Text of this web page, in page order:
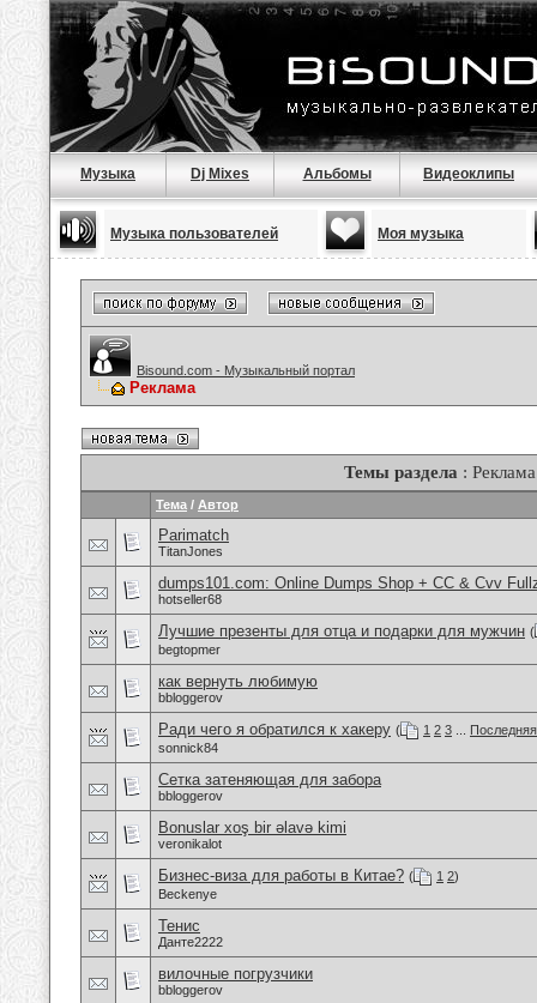
Музыка Dj Mixes Альбомы Видеоклипы
Музыка пользователей Моя музыка
Bisound.com - Музыкальный портал
Реклама
Темы раздела : Реклама
Тема / Автор
Parimatch
TitanJones
dumps101.com: Online Dumps Shop + CC & Cvv
hotseller68
Лучшие презенты для отца и подарки для мужчин (
begtopmer
как вернуть любимую
bbloggerov
Ради чего я обратился к хакеру ( 1 2 3
sonnick84
Сетка затеняющая для забора
bbloggerov
Bonuslar xoş bir əlavə kimi
veronikalot
Бизнес-виза для работы в Китае? ( 1 2)
Beckenye
Тенис
Данте2222
вилочные погрузчики
bbloggerov